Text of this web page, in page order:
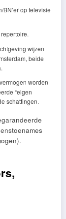
op televisie
wijzen
beide
worden
“eigen
schattingen.